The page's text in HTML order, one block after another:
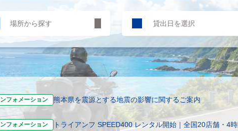
場所から探す
フォメーション 熊本県を震源とする地震の影響に関するご案内
フォメーション トライアンフ SPEED400 レンタル開始｜全国20店舗・4